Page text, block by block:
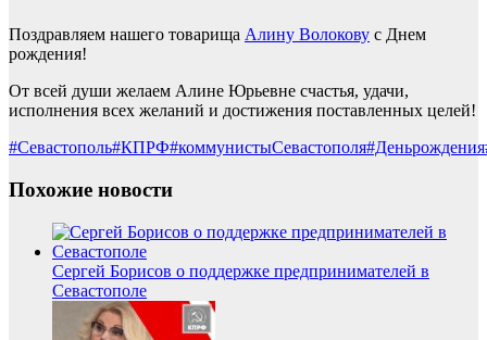
Поздравляем нашего товарища Алину Волокову с Днем
рождения!
От всей души желаем Алине Юрьевне счастья, удачи,
исполнения всех желаний и достижения поставленных целей!
#Севастополь#КПРФ#коммунистыСевастополя#Деньрождения
Похожие новости
Сергей Борисов о поддержке предпринимателей в
Севастополе